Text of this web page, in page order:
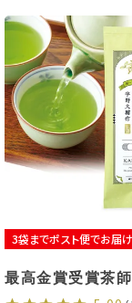
3袋までポスト便でお届け
最高金賞受賞茶